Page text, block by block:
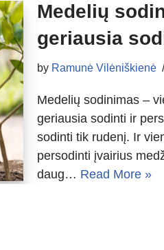
Medelių
geriausia
by Ramunė Vilėniškienė
Medelių sodinimas –
geriausia sodinti ir
sodinti tik rudenį. Ir
persodinti įvairius
daug… Read More »